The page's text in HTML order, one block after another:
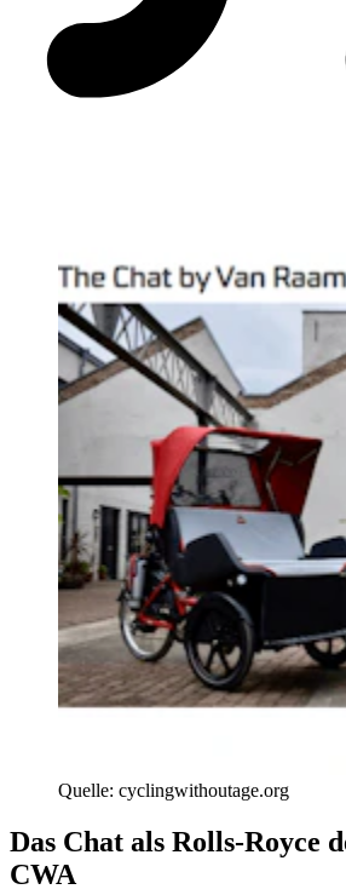
Quelle: cyclingwithoutage.org
Das Chat als Rolls-Royce
CWA